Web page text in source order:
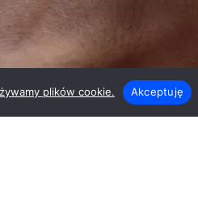
plików cookie. Akceptuję